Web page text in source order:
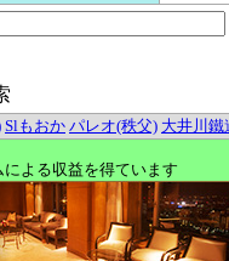
Slもおか パレオ(秩父) 大井川鐵
よる収益を得ています